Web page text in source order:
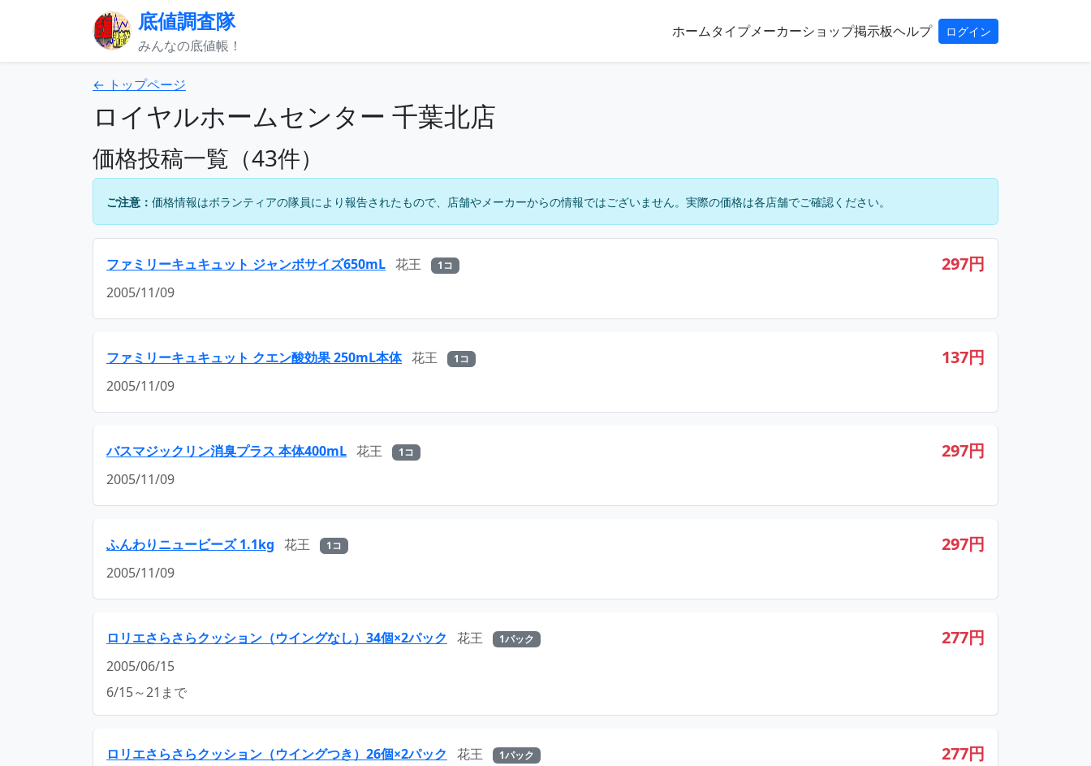
底値調査隊
みんなの底値帳！
ホームタイプメーカーショップ掲示板ヘルプ ログイン
← トップページ
ロイヤルホームセンター 千葉北店
価格投稿一覧（43件）
ご注意： 価格情報はボランティアの隊員により報告されたもので、店舗やメーカーからの情報ではございません。実際の価格は各店舗でご確認ください。
ファミリーキュキュット ジャンボサイズ650mL 花王 1コ 297円
2005/11/09
ファミリーキュキュット クエン酸効果 250mL本体 花王 1コ 137円
2005/11/09
バスマジックリン消臭プラス 本体400mL 花王 1コ 297円
2005/11/09
ふんわりニュービーズ 1.1kg 花王 1コ 297円
2005/11/09
ロリエさらさらクッション（ウイングなし）34個×2パック 花王 1パック 277円
2005/06/15
6/15～21まで
ロリエさらさらクッション（ウイングつき）26個×2パック 花王 1パック 277円